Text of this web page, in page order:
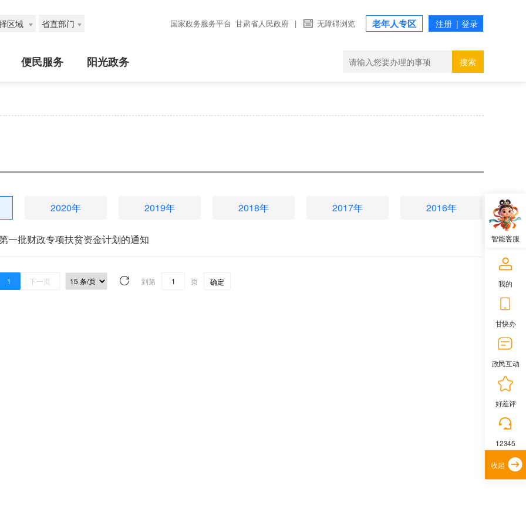
区域 省直部门 国家政务服务平台 甘肃省人民政府 | 无障碍浏览 老年人专区
便民服务 阳光政务 搜索
2020年 2019年 2018年 2017年 2016年
一批财政专项扶贫资金计划的通知
1 下一页 到第 页 确定
智能客服
我的
甘快办
政民互动
好差评
12345
收起